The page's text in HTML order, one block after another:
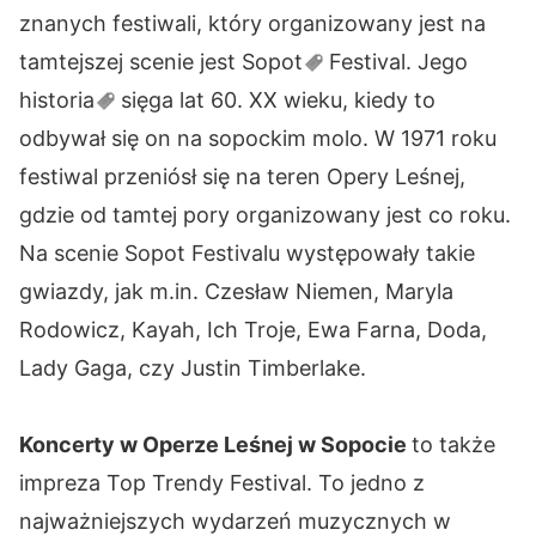
znanych festiwali, który organizowany jest na
tamtejszej scenie jest Sopot
Festival. Jego
historia
sięga lat 60. XX wieku, kiedy to
odbywał się on na sopockim molo. W 1971 roku
festiwal przeniósł się na teren Opery Leśnej,
gdzie od tamtej pory organizowany jest co roku.
Na scenie Sopot Festivalu występowały takie
gwiazdy, jak m.in. Czesław Niemen, Maryla
Rodowicz, Kayah, Ich Troje, Ewa Farna, Doda,
Lady Gaga, czy Justin Timberlake.
Koncerty w Operze Leśnej w Sopocie to także
impreza Top Trendy Festival. To jedno z
najważniejszych wydarzeń muzycznych w